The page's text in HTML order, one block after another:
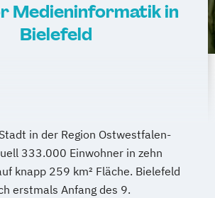
Medieninformatik in
Bielefeld
in der Region Ostwestfalen-
333.000 Einwohner in zehn
knapp 259 km² Fläche. Bielefeld
erstmals Anfang des 9.